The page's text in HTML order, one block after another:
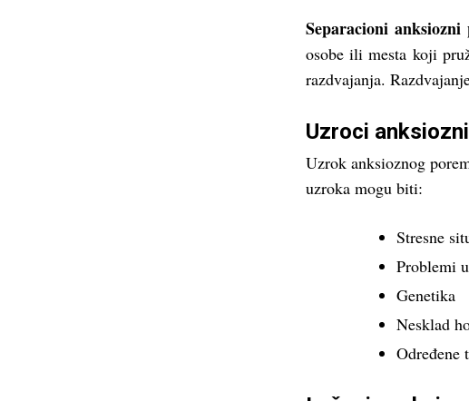
Separacioni anksiozni
osobe ili mesta koji
razdvajanja.
Uzroci
Uzrok anksioznog
uzroka mogu biti:
Stresne
Problemi
Genetika
Nesklad
Određene